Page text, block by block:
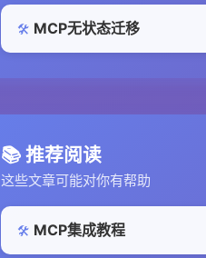
🛠️ MCP无状态迁移
📚 推荐阅读
这些文章可能对你有帮助
🛠️ MCP集成教程